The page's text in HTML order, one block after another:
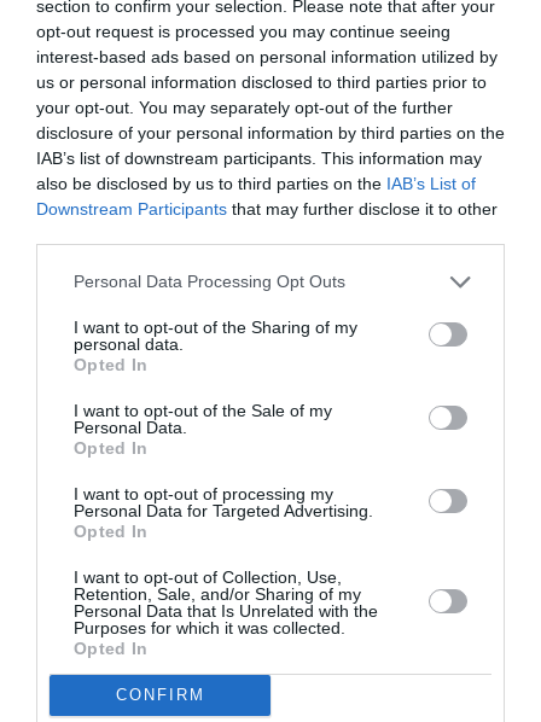
section to confirm your selection. Please note that after your
opt-out request is processed you may continue seeing
interest-based ads based on personal information utilized by
us or personal information disclosed to third parties prior to
your opt-out. You may separately opt-out of the further
disclosure of your personal information by third parties on the
IAB’s list of downstream participants. This information may
also be disclosed by us to third parties on the IAB’s List of
Downstream Participants that may further disclose it to other
Personal Data Processing Opt Outs
I want to opt-out of the Sharing of my
personal data.
Opted In
I want to opt-out of the Sale of my
Personal Data.
Opted In
I want to opt-out of processing my
Personal Data for Targeted Advertising.
Opted In
I want to opt-out of Collection, Use,
Retention, Sale, and/or Sharing of my
Personal Data that Is Unrelated with the
Purposes for which it was collected.
Opted In
CONFIRM
Pentru a afla mai multe:
VeziAICI cum se stabileste încadrarea în normele de
poluare pentru autoturismul achiziţionat în
străinătate
calendarul creştin ortodox pe 2011
Următorul articol
Datini de Craciun
AȚI PUTEA DORI DE